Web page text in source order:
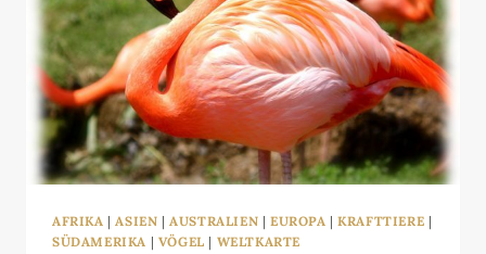
AFRIKA |ASIEN |AUSTRALIEN | EUROPA |KRAFTTIERE |
SÜDAMERIKA | VÖGEL | WELTKARTE